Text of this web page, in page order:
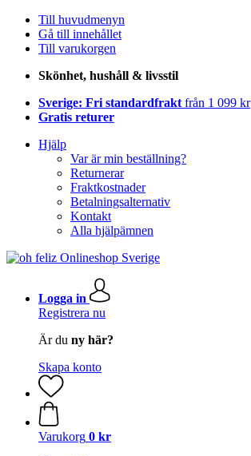
Till huvudmenyn
Gå till innehållet
Till varukorgen
Skönhet, hushåll & livsstil
Sverige: Fri standardfrakt från 1 099 kr
Gratis returer
Hjälp
Var är min beställning?
Returnerar
Fraktkostnader
Betalningsalternativ
Kontakt
Alla hjälpämnen
Logga in
Registrera nu
Är du ny här?
Skapa konto
Varukorg 0 kr